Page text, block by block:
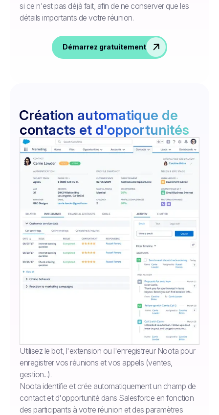
si ce n'est pas déjà fait, afin de ne conserver que les
détails importants de votre réunion.
Démarrez gratuitement
Création automatique de
contacts et d'opportunités
Utilisez le bot, l'extension ou l'enregistreur Noota pour
enregistrer vos réunions et vos appels (ventes,
gestion...).
Noota identifie et crée automatiquement un champ de
contact et d'opportunité dans Salesforce en fonction
des participants à votre réunion et des paramètres